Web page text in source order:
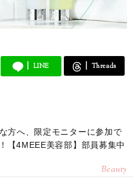
LINE Threads
方へ、限定モニターに参加で
【4MEEE美容部】部員募集中
Beauty